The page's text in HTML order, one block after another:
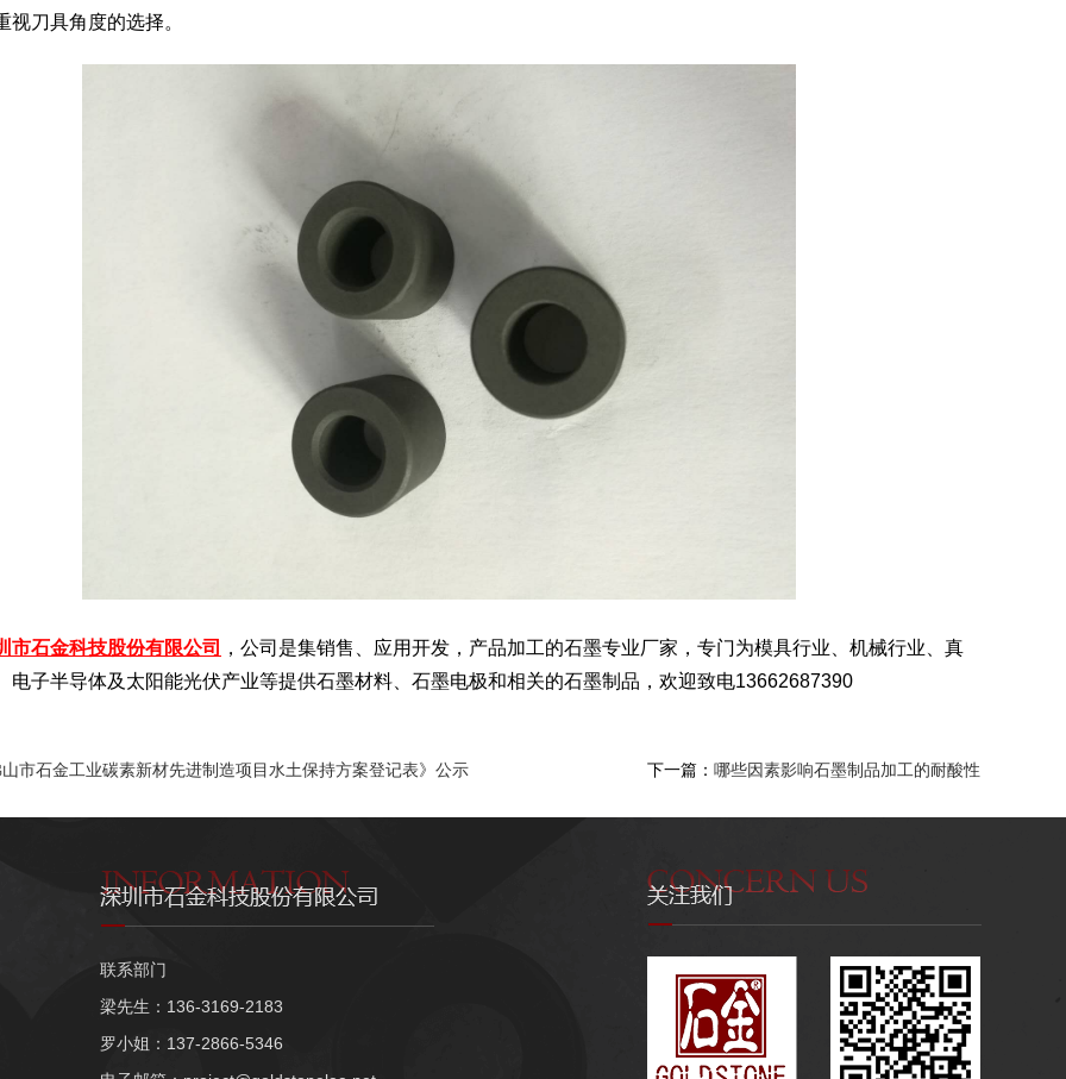
视刀具角度的选择。
市石金科技股份有限公司
，公司是集销售、应用开发，产品加工的石墨专业厂家，专门为模具行业、机械行业、真
电子半导体及太阳能光伏产业等提供石墨材料、石墨电极和相关的石墨制品，欢迎致电13662687390
山市石金工业碳素新材先进制造项目水土保持方案登记表》公示 下一篇： 哪些因素影响石墨制品加工的耐酸性
联系部门
梁先生：136-3169-2183
罗小姐：137-2866-5346